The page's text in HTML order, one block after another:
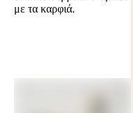
με τα καρφιά.